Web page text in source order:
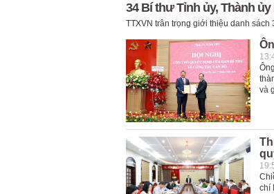
34 Bí thư Tỉnh ủy, Thành ủy
TTXVN trân trọng giới thiệu danh
và
chí